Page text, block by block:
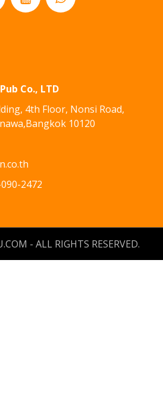
Co., LTD
4th Floor, Nonsi Road,
10120
2472
- ALL RIGHTS RESERVED.